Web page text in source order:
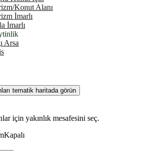
Konut Alanı
İmarlı
İmarlı
Arsa
tematik haritada görün
için yakınlık mesafesini seç.
Kapalı